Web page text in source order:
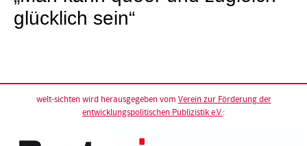
glücklich sein“
welt-sichten wird herausgegeben vom Verein zur Förderung der
entwicklungspolitischen Publizistik e.V.: